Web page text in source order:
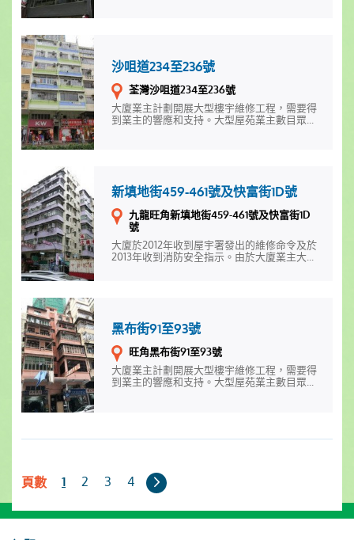
沙咀道234至236號
荃灣沙咀道234至236號
大廈業主計劃開展大型樓宇維修工程，需要得
到業主的響應和支持。大型屋苑業主數目眾...
新填地街459-461號及快富街1D號
九龍旺角新填地街459-461號及快富街1D
號
大廈於2012年收到屋宇署發出的維修命令及於
2013年收到消防安全指示。由於大廈業主大...
黑布街91至93號
旺角黑布街91至93號
大廈業主計劃開展大型樓宇維修工程，需要得
到業主的響應和支持。大型屋苑業主數目眾...
頁數 1 2 3 4
下
頁